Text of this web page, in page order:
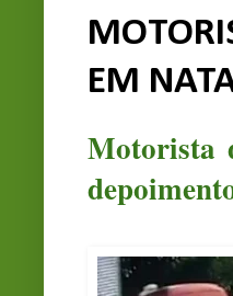
EM
Motorista